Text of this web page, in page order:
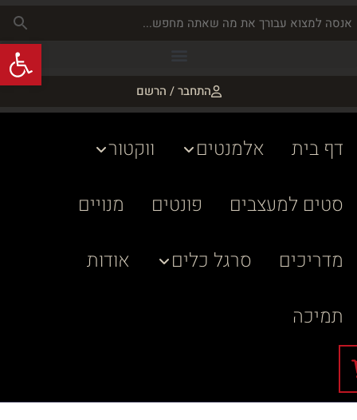
התחבר / הרשם
דף בית אלמנטים
ווקטור
סטים למעצבים
פונטים
מנויים
מדריכים
סרגל כלים
אודות
תמיכה